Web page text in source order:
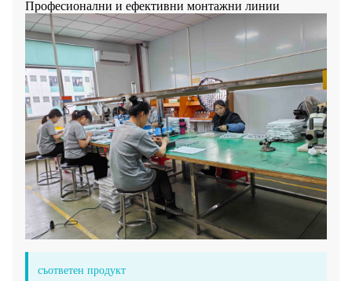
Професионални и ефективни монтажни линии
съответен продукт